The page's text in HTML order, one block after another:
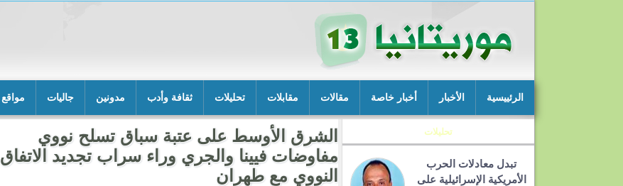
الرئييسية الأخبار أخبار خاصة مقالات مقابلات تحليلات ثقافة وأدب مدونين جاليات مواقع
تحليلات
تبدل معادلات الحرب
الأمريكية الإسرائيلية على
الشرق الأوسط على عتبة سباق تسلح نووي
مفاوضات فيينا والجري وراء سراب تجديد الاتفاق
النووي مع طهران